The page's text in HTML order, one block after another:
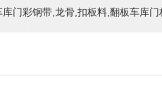
门彩钢带,龙骨,扣板料,翻板车库